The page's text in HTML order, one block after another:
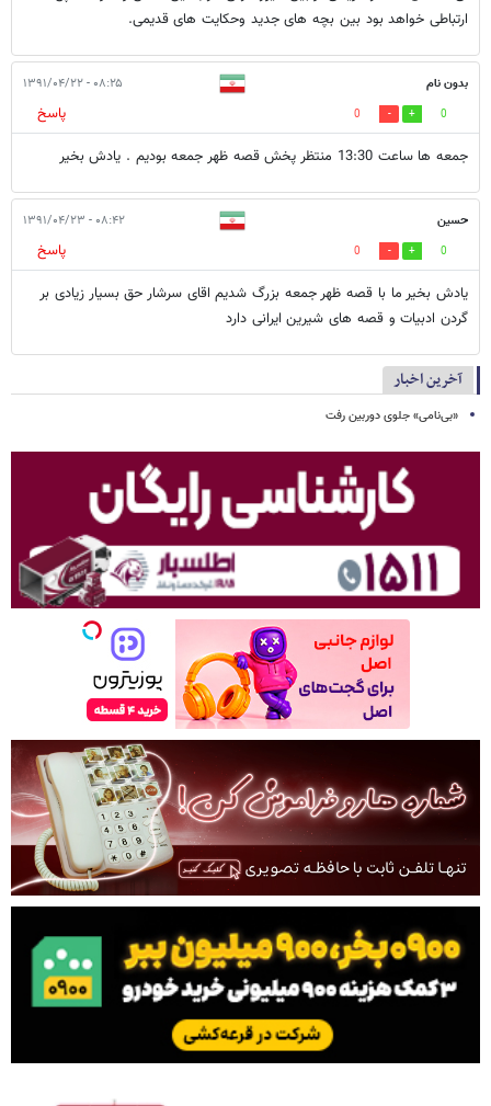
ارتباطی خواهد بود بین بچه های جدید وحکایت های قدیمی.
بدون نام ۰۸:۲۵ - ۱۳۹۱/۰۴/۲۲
0
0
پاسخ
جمعه ها ساعت 13:30 منتظر پخش قصه ظهر جمعه بودیم . یادش بخیر
حسین ۰۸:۴۲ - ۱۳۹۱/۰۴/۲۳
0
0
پاسخ
یادش بخیر ما با قصه ظهر جمعه بزرگ شدیم اقای سرشار حق بسیار زیادی بر
گردن ادبیات و قصه های شیرین ایرانی دارد
آخرین اخبار
«بی‌نامی» جلوی دوربین رفت